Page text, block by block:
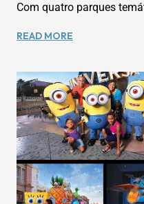
Com quatro parques
READ MORE
DOS
PARQUES
DA
WALT
DISNEY
WORLD
RESORT